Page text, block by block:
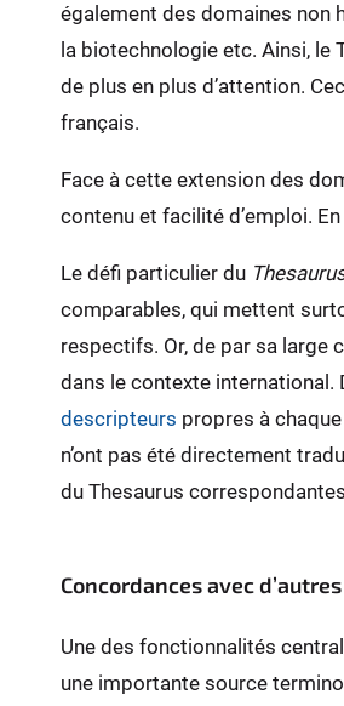
également des domaines non
la biotechnologie etc. Ainsi,
de plus en plus d’attention.
français.
Face à cette extension des
contenu et facilité d’emploi.
Le défi particulier du
comparables, qui mettent
respectifs. Or, de par sa large
dans le contexte international.
descripteurs propres à
n’ont pas été directement
du Thesaurus
Concordances avec
Une des fonctionnalités
une importante source